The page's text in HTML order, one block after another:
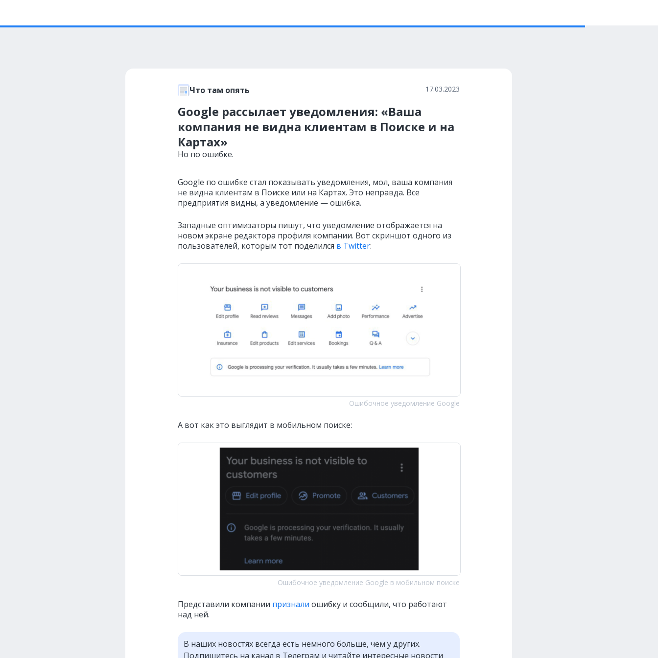
Что там опять 17.03.2023
Google рассылает уведомления: «Ваша
компания не видна клиентам в Поиске и на
Картах»
Но по ошибке.
Google по ошибке стал показывать уведомления, мол, ваша компания
не видна клиентам в Поиске или на Картах. Это неправда. Все
предприятия видны, а уведомление — ошибка.
Западные оптимизаторы пишут, что уведомление отображается на
новом экране редактора профиля компании. Вот скриншот одного из
пользователей, которым тот поделился в Twitter:
Ошибочное уведомление Google
А вот как это выглядит в мобильном поиске:
Ошибочное уведомление Google в мобильном поиске
Представили компании признали ошибку и сообщили, что работают
над ней.
В наших новостях всегда есть немного больше, чем у других.
Подпишитесь на канал в Телеграм и читайте интересные новости